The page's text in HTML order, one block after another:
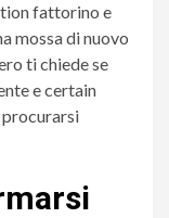
fattorino e
mossa di nuovo
ti chiede se
e certain